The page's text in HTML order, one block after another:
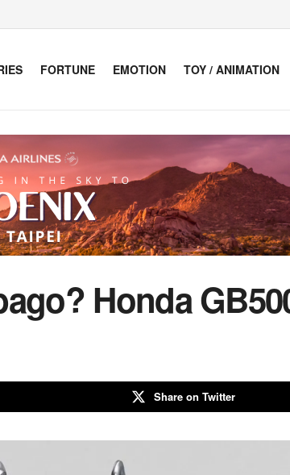
FORTUNE EMOTION TOY / ANIMATION
Honda
Share on Twitter